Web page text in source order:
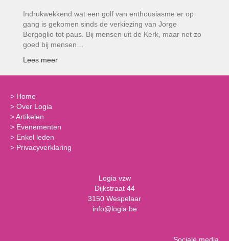
Indrukwekkend wat een golf van enthousiasme er op
gang is gekomen sinds de verkiezing van Jorge
Bergoglio tot paus. Bij mensen uit de Kerk, maar net zo
goed bij mensen…
Lees meer
> Home
> Over Logia
>Artikelen
> Evenementen
> Enkel leden
> Privacyverklaring
Logia vzw
Dijkstraat 44
3150 Wespelaar
info@logia.be